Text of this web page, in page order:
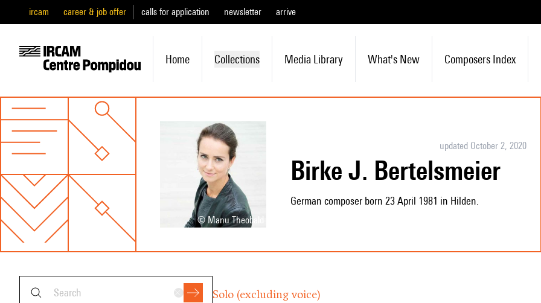
ircam career & job offer calls for application newsletter arrive
Home Collections Media Library What's New Composers Index
© Manu Theobald
updated October 2, 2020
Birke J. Bertelsmeier
German composer born 23 April 1981 in Hilden.
Solo (excluding voice)